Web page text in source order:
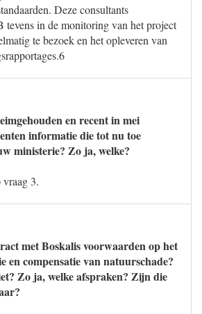
Deze consultants
tevens in de monitoring van het project
te bezoek en het opleveren van
en recent in mei
informatie die tot nu toe
ministerie? Zo ja, welke?
3.
met Boskalis voorwaarden op het
en compensatie van natuurschade?
Zo ja, welke afspraken? Zijn die